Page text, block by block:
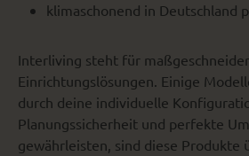
klimaschonend in Deutschland
Interliving steht für
Einrichtungslösungen. Einige
durch deine individuelle
Planungssicherheit und perfekte
gewährleisten, sind diese Produkte